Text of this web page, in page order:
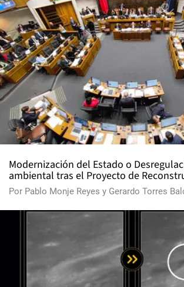
Modernización del Estado o
ambiental tras el Proyecto de
Por Pablo Monje Reyes y Gerardo Torres